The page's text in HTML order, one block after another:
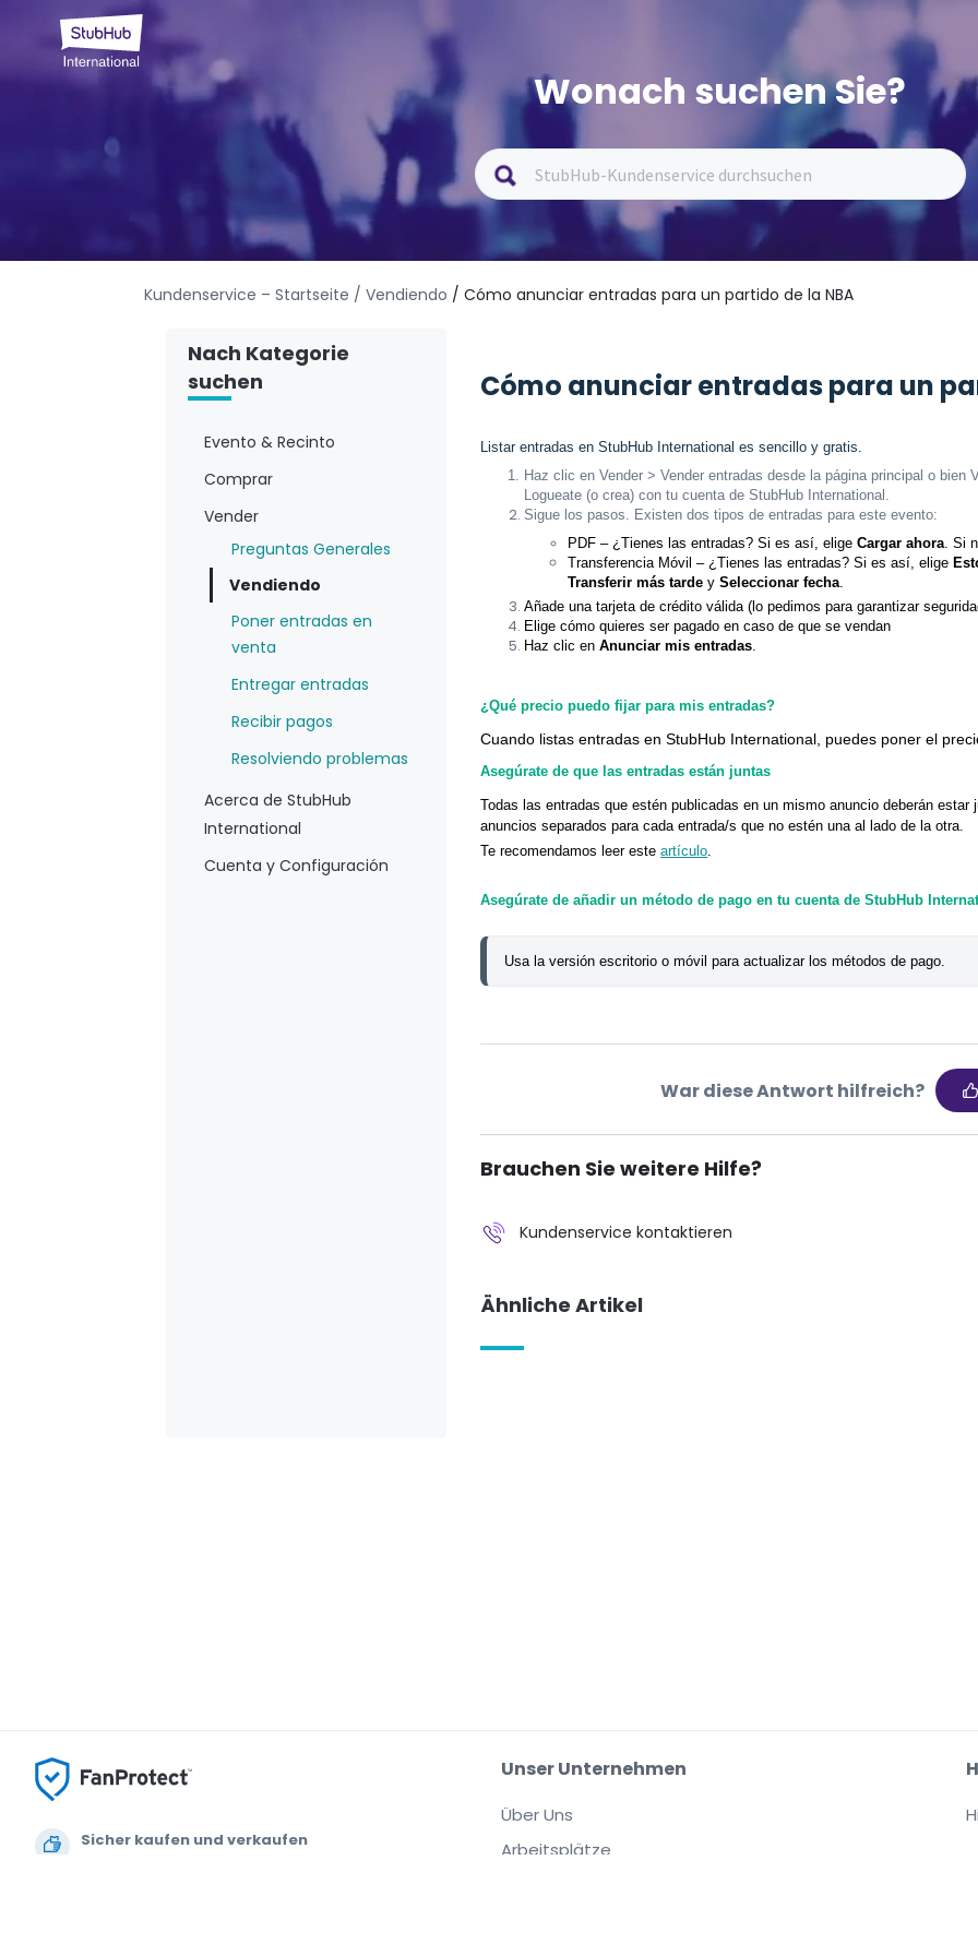
Wonach suchen Sie?
Kundenservice – Startseite / Vendiendo / Cómo anunciar entradas para un partido de la NBA
Nach Kategorie
suchen
Evento & Recinto
Comprar
Vender
Preguntas Generales
Vendiendo
Poner entradas en
venta
Entregar entradas
Recibir pagos
Resolviendo problemas
Acerca de StubHub
International
Cuenta y Configuración
Cómo anunciar entradas para un
Listar entradas en StubHub International es sencillo y gratis.
Haz clic en Vender > Vender entradas desde la página principal o bien
Logueate (o crea) con tu cuenta de StubHub International.
Sigue los pasos. Existen dos tipos de entradas para este evento:
PDF – ¿Tienes las entradas? Si es así, eligeCargar ahora. Si
Transferencia Móvil – ¿Tienes las entradas? Si es así, elige
Transferir más tarde ySeleccionar fecha.
Añade una tarjeta de crédito válida (lo pedimos para garantizar
Elige cómo quieres ser pagado en caso de que se vendan
Haz clic enAnunciar mis entradas.
¿Qué precio puedo fijar para mis entradas?
Cuando listas entradas en StubHub International, puedes poner el
Asegúrate de que las entradas están juntas
Todas las entradas que estén publicadas en un mismo anuncio deberán
anuncios separados para cada entrada/s que no estén una al lado de la otra.
Te recomendamos leer esteartículo.
Asegúrate de añadir un método de pago en tu cuenta de StubHub
Usa la versión escritorio o móvil para actualizar los métodos de pago.
War diese Antwort hilfreich?
Brauchen Sie weitere Hilfe?
Kundenservice kontaktieren
Ähnliche Artikel
Sicher kaufen und verkaufen
Unser Unternehmen
Über Uns
Arbeitsplätze